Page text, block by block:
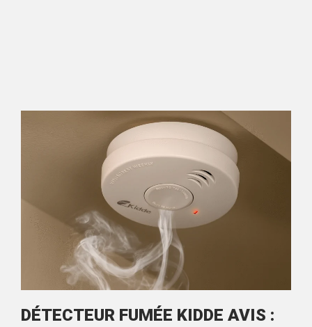
DÉTECTEUR FUMÉE KIDDE AVIS :